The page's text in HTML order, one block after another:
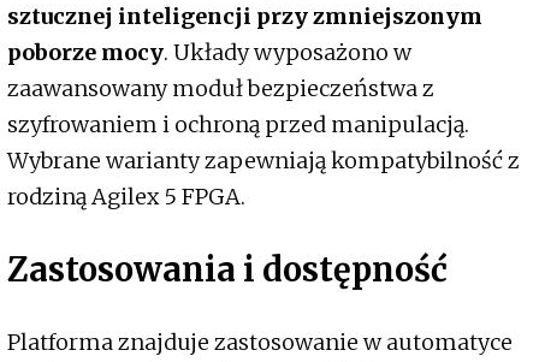
sztucznej inteligencji przy zmniejszonym
poborze mocy. Układy wyposażono w
zaawansowany moduł bezpieczeństwa z
szyfrowaniem i ochroną przed manipulacją.
Wybrane warianty zapewniają kompatybilność z
rodziną Agilex 5 FPGA.
Zastosowania i dostępność
Platforma znajduje zastosowanie w automatyce